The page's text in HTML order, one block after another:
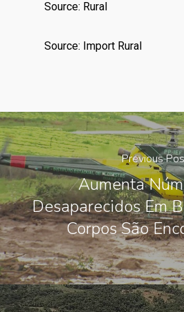
Source: Rural
Source: Import Rural
Previous
Aumenta
Desaparecidos Em
Corpos São